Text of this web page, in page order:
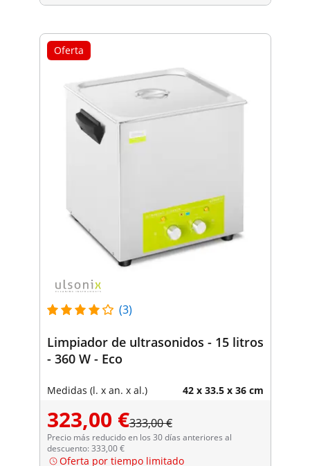
Oferta
(3)
Limpiador de ultrasonidos - 15 litros
- 360 W - Eco
Medidas (l. x an. x al.) 42 x 33.5 x 36 cm
323,00 €333,00 €
Precio más reducido en los 30 días anteriores al
descuento: 333,00 €
Oferta por tiempo limitado